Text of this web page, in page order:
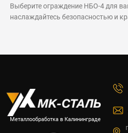
Выберите ограждение НБО-4 для
наслаждайтесь безопасностью и
Металлообработка в Калининграде